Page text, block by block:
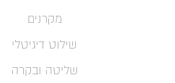
מקרנים
שילוט דיגיטלי
שליטה ובקרה